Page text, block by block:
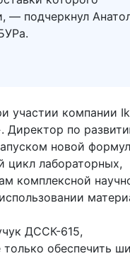
— подчеркнул
участии компании
Директор по
новой
цикл лабораторных,
комплексной
ДССК-615,
обеспечить